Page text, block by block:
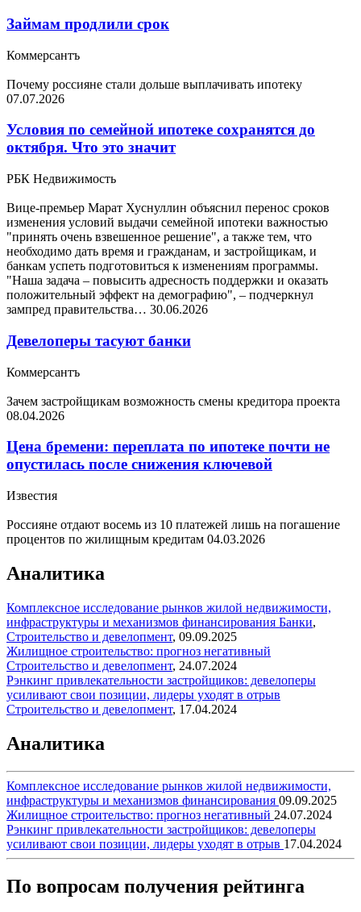
Займам продлили срок
Коммерсантъ
Почему россияне стали дольше выплачивать ипотеку
07.07.2026
Условия по семейной ипотеке сохранятся до
октября. Что это значит
РБК Недвижимость
Вице-премьер Марат Хуснуллин объяснил перенос сроков
изменения условий выдачи семейной ипотеки важностью
"принять очень взвешенное решение", а также тем, что
необходимо дать время и гражданам, и застройщикам, и
банкам успеть подготовиться к изменениям программы.
"Наша задача – повысить адресность поддержки и оказать
положительный эффект на демографию", – подчеркнул
зампред правительства… 30.06.2026
Девелоперы тасуют банки
Коммерсантъ
Зачем застройщикам возможность смены кредитора проекта
08.04.2026
Цена бремени: переплата по ипотеке почти не
опустилась после снижения ключевой
Известия
Россияне отдают восемь из 10 платежей лишь на погашение
процентов по жилищным кредитам 04.03.2026
Аналитика
Комплексное исследование рынков жилой недвижимости,
инфраструктуры и механизмов финансирования Банки,
Строительство и девелопмент, 09.09.2025
Жилищное строительство: прогноз негативный
Строительство и девелопмент, 24.07.2024
Рэнкинг привлекательности застройщиков: девелоперы
усиливают свои позиции, лидеры уходят в отрыв
Строительство и девелопмент, 17.04.2024
Аналитика
Комплексное исследование рынков жилой недвижимости,
инфраструктуры и механизмов финансирования 09.09.2025
Жилищное строительство: прогноз негативный 24.07.2024
Рэнкинг привлекательности застройщиков: девелоперы
усиливают свои позиции, лидеры уходят в отрыв 17.04.2024
По вопросам получения рейтинга